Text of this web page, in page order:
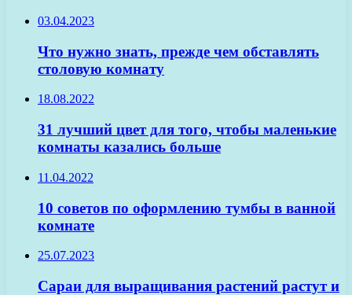
03.04.2023
Что нужно знать, прежде чем обставлять
столовую комнату
18.08.2022
31 лучший цвет для того, чтобы маленькие
комнаты казались больше
11.04.2022
10 советов по оформлению тумбы в ванной
комнате
25.07.2023
Сараи для выращивания растений растут и